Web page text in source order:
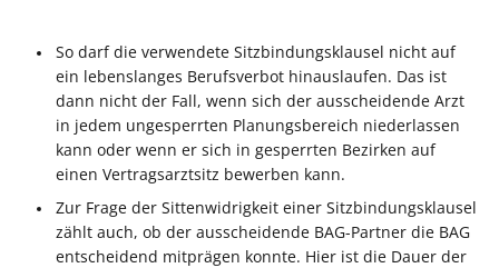
So darf die verwendete Sitzbindungsklausel nicht auf
ein lebenslanges Berufsverbot hinauslaufen. Das ist
dann nicht der Fall, wenn sich der ausscheidende Arzt
in jedem ungesperrten Planungsbereich niederlassen
kann oder wenn er sich in gesperrten Bezirken auf
einen Vertragsarztsitz bewerben kann.
Zur Frage der Sittenwidrigkeit einer Sitzbindungsklausel
zählt auch, ob der ausscheidende BAG-Partner die BAG
entscheidend mitprägen konnte. Hier ist die Dauer der